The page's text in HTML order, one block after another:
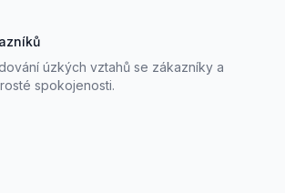
úzkých vztahů se zákazníky a
spokojenosti.